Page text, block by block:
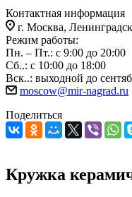
Контактная информация
г. Москва,
Режим работы:
Пн. – Пт.: с 9:00 до 20:00
Сб..: с 10:00 до 18:00
Вск..: выходной до
moscow@mir-nagrad.ru
Поделиться
Кружка